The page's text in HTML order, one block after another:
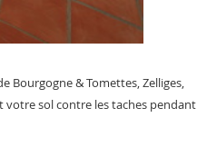
Bourgogne & Tomettes, Zelliges,
votre sol contre les taches pendant